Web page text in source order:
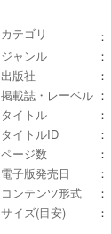
カテゴリ ：
ジャンル
：
出版社
：
掲載誌・レーベル ：
タイトル
：
タイトルID
：
ページ数
：
電子版発売日
：
コンテンツ形式
：
サイズ(目安)
：